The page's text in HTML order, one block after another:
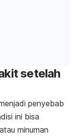
setelah
penyebab
ini bisa
minuman